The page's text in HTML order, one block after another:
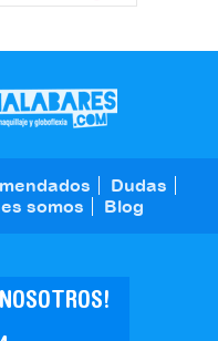
Dudas
somos Blog